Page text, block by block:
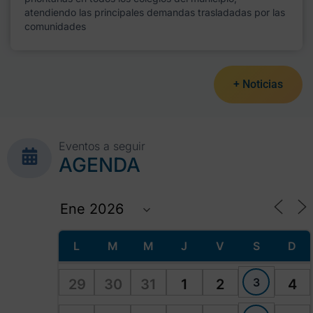
atendiendo las principales demandas trasladadas por las
comunidades
+ Noticias
Eventos a seguir
AGENDA
L M M J V S D
29 30 31 1 2 3 4